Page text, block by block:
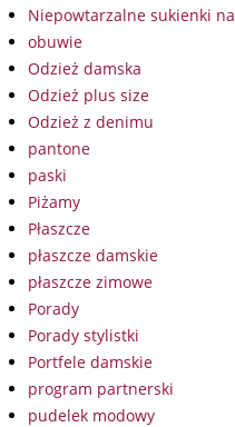
Niepowtarzalne sukienki
obuwie
Odzież damska
Odzież plus size
Odzież z denimu
pantone
paski
Piżamy
Płaszcze
płaszcze damskie
płaszcze zimowe
Porady
Porady stylistki
Portfele damskie
program partnerski
pudelek modowy